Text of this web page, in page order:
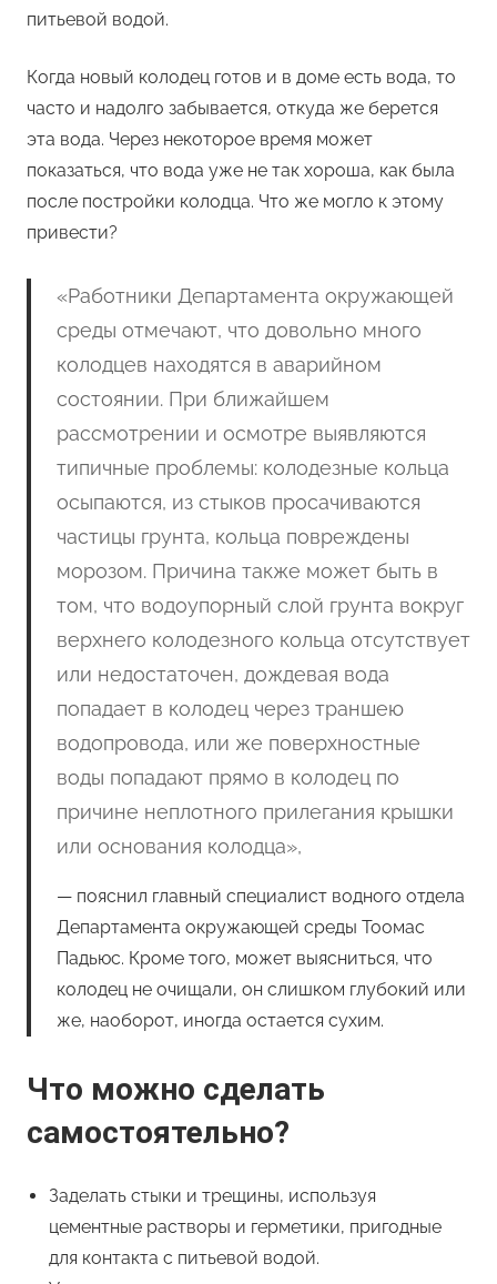
питьевой водой.
Когда новый колодец готов и в доме есть вода, то
часто и надолго забывается, откуда же берется
эта вода. Через некоторое время может
показаться, что вода уже не так хороша, как была
после постройки колодца. Что же могло к этому
привести?
«Работники Департамента окружающей
среды отмечают, что довольно много
колодцев находятся в аварийном
состоянии. При ближайшем
рассмотрении и осмотре выявляются
типичные проблемы: колодезные кольца
осыпаются, из стыков просачиваются
частицы грунта, кольца повреждены
морозом. Причина также может быть в
том, что водоупорный слой грунта вокруг
верхнего колодезного кольца отсутствует
или недостаточен, дождевая вода
попадает в колодец через траншею
водопровода, или же поверхностные
воды попадают прямо в колодец по
причине неплотного прилегания крышки
или основания колодца»,
пояснил главный специалист водного отдела
Департамента окружающей среды Тоомас
Падьюс. Кроме того, может выясниться, что
колодец не очищали, он слишком глубокий или
же, наоборот, иногда остается сухим.
Что можно сделать
самостоятельно?
Заделать стыки и трещины, используя
цементные растворы и герметики, пригодные
для контакта с питьевой водой.